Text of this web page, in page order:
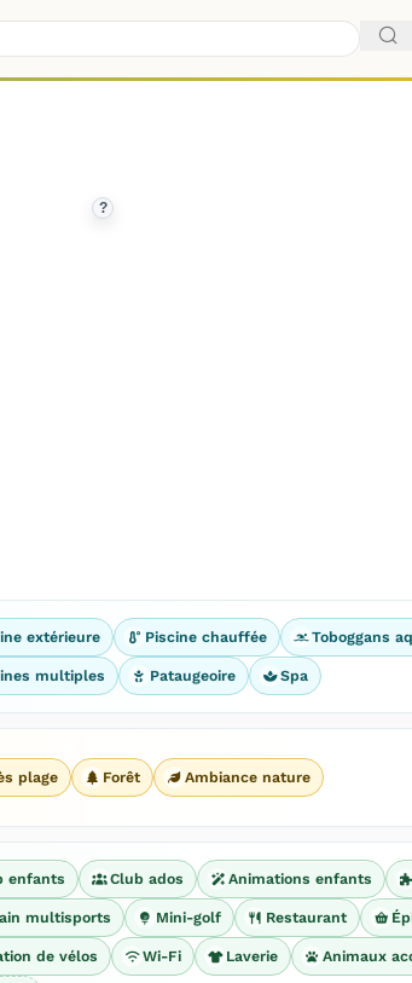
?
extérieure Piscine chauffée Toboggans
multiples Pataugeoire Spa
plage Forêt Ambiance nature
enfants Club ados Animations enfants
multisports Mini-golf Restaurant
de vélos Wi-Fi Laverie Animaux